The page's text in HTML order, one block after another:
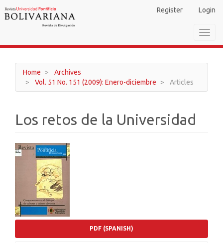
Navigation
Sidebar
Register Login
Home
Archives
Vol. 51 No. 151 (2009): Enero-diciembre
Articles
Los retos de la Universidad
Article
Sidebar
PDF (SPANISH)